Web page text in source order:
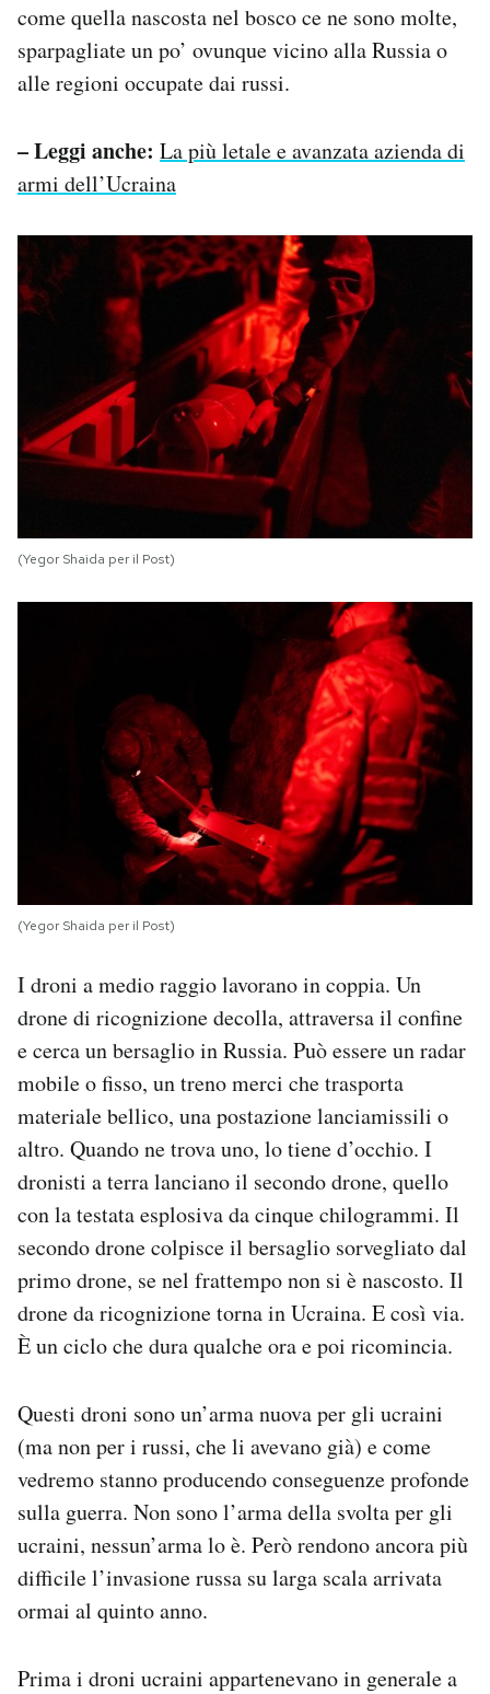
come quella nascosta nel bosco ce ne sono molte,
sparpagliate un po’ ovunque vicino alla Russia o
alle regioni occupate dai russi.
– Leggi anche: La più letale e avanzata azienda di
armi dell’Ucraina
(Yegor Shaida per il Post)
(Yegor Shaida per il Post)
I droni a medio raggio lavorano in coppia. Un
drone di ricognizione decolla, attraversa il confine
e cerca un bersaglio in Russia. Può essere un radar
mobile o fisso, un treno merci che trasporta
materiale bellico, una postazione lanciamissili o
altro. Quando ne trova uno, lo tiene d’occhio. I
dronisti a terra lanciano il secondo drone, quello
con la testata esplosiva da cinque chilogrammi. Il
secondo drone colpisce il bersaglio sorvegliato dal
primo drone, se nel frattempo non si è nascosto. Il
drone da ricognizione torna in Ucraina. E così via.
È un ciclo che dura qualche ora e poi ricomincia.
Questi droni sono un’arma nuova per gli ucraini
(ma non per i russi, che li avevano già) e come
vedremo stanno producendo conseguenze profonde
sulla guerra. Non sono l’arma della svolta per gli
ucraini, nessun’arma lo è. Però rendono ancora più
difficile l’invasione russa su larga scala arrivata
ormai al quinto anno.
Prima i droni ucraini appartenevano in generale a